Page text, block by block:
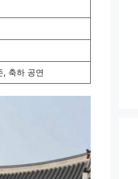
, 축하 공연